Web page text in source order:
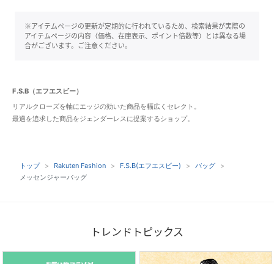
※アイテムページの更新が定期的に行われているため、検索結果が実際の
アイテムページの内容（価格、在庫表示、ポイント倍数等）とは異なる場
合がございます。ご注意ください。
F.S.B（エフエスビー）
リアルクローズを軸にエッジの効いた商品を幅広くセレクト。
最適を追求した商品をジェンダーレスに提案するショップ。
トップ Rakuten Fashion F.S.B(エフエスビー)
バッグ
メッセンジャーバッグ
トレンドトピックス